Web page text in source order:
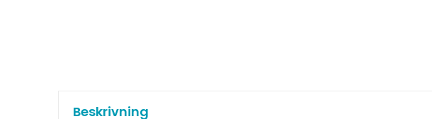
Beskrivning